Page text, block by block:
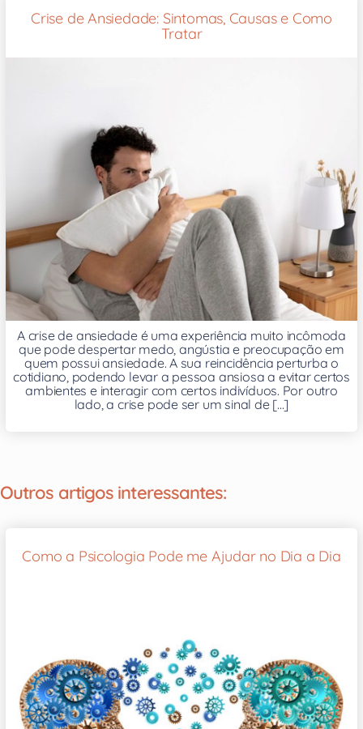
Crise de Ansiedade: Sintomas, Causas e Como
Tratar
A crise de ansiedade é uma experiência muito incômoda
que pode despertar medo, angústia e preocupação em
quem possui ansiedade. A sua reincidência perturba o
cotidiano, podendo levar a pessoa ansiosa a evitar certos
ambientes e interagir com certos indivíduos. Por outro
lado, a crise pode ser um sinal de [...]
Outros artigos interessantes:
Como a Psicologia Pode me Ajudar no Dia a Dia